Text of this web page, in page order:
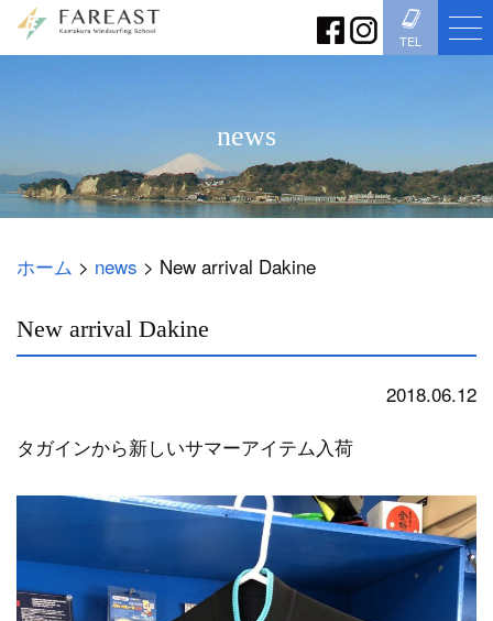
TEL
news
ホーム > news > New arrival Dakine
New arrival Dakine
2018.06.12
タガインから新しいサマーアイテム入荷